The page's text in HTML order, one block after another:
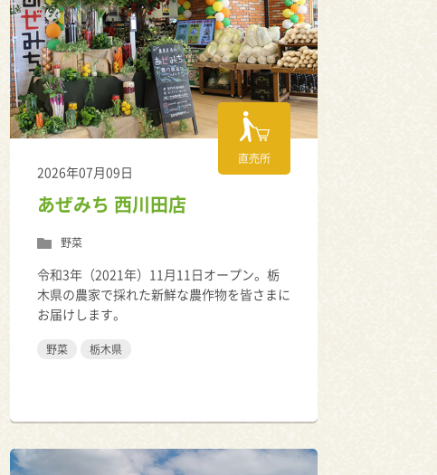
直売所
2026年07月09日
あぜみち 西川田店
野菜
令和3年（2021年）11月11日オープン。栃
木県の農家で採れた新鮮な農作物を皆さまに
お届けします。
野菜 栃木県